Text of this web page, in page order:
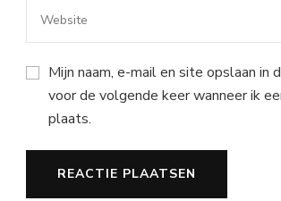
Mijn naam, e-mail en site opslaan in
voor de volgende keer wanneer ik
plaats.